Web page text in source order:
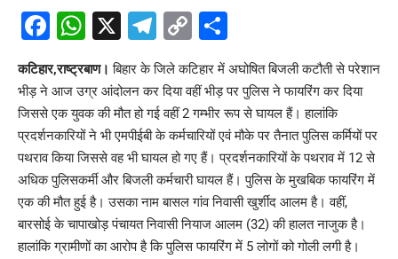
Facebook
WhatsApp
X Telegram
Copy
Link
कटिहार,राष्ट्रबाण। बिहार के जिले कटिहार में अघोषित बिजली कटौती से परेशान
भीड़ ने आज उग्र आंदोलन कर दिया वहीं भीड़ पर पुलिस ने फायरिंग कर दिया
जिससे एक युवक की मौत हो गई वहीं 2 गम्भीर रूप से घायल हैं। हालांकि
प्रदर्शनकारियों ने भी एमपीईबी के कर्मचारियों एवं मौके पर तैनात पुलिस कर्मियों पर
पथराव किया जिससे वह भी घायल हो गए हैं। प्रदर्शनकारियों के पथराव में 12 से
अधिक पुलिसकर्मी और बिजली कर्मचारी घायल हैं। पुलिस के मुखबिक फायरिंग में
एक की मौत हुई है। उसका नाम बासल गांव निवासी खुर्शीद आलम है। वहीं,
बारसोई के चापाखोड़ पंचायत निवासी नियाज आलम (32) की हालत नाजुक है।
हालांकि ग्रामीणों का आरोप है कि पुलिस फायरिंग में 5 लोगों को गोली लगी है।